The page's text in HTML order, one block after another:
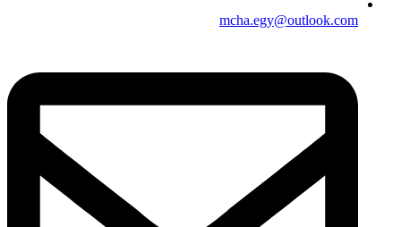
mcha.egy@outlook.com